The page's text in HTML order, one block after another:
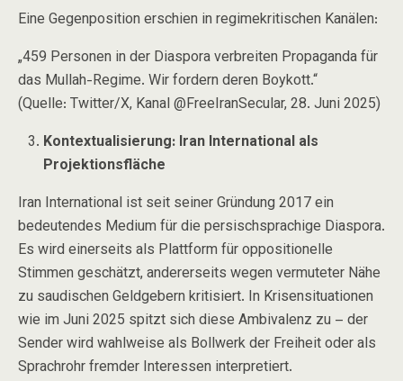
Eine Gegenposition erschien in regimekritischen Kanälen:
„459 Personen in der Diaspora verbreiten Propaganda für
das Mullah-Regime. Wir fordern deren Boykott.“
(Quelle: Twitter/X, Kanal @FreeIranSecular, 28. Juni 2025)
Kontextualisierung: Iran International als
Projektionsfläche
Iran International ist seit seiner Gründung 2017 ein
bedeutendes Medium für die persischsprachige Diaspora.
Es wird einerseits als Plattform für oppositionelle
Stimmen geschätzt, andererseits wegen vermuteter Nähe
zu saudischen Geldgebern kritisiert. In Krisensituationen
wie im Juni 2025 spitzt sich diese Ambivalenz zu – der
Sender wird wahlweise als Bollwerk der Freiheit oder als
Sprachrohr fremder Interessen interpretiert.